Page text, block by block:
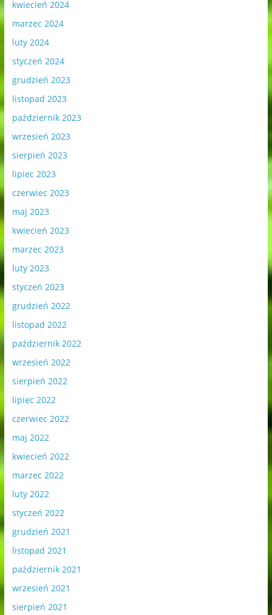
kwiecień 2024
marzec 2024
luty 2024
styczeń 2024
grudzień 2023
listopad 2023
październik 2023
wrzesień 2023
sierpień 2023
lipiec 2023
czerwiec 2023
maj 2023
kwiecień 2023
marzec 2023
luty 2023
styczeń 2023
grudzień 2022
listopad 2022
październik 2022
wrzesień 2022
sierpień 2022
lipiec 2022
czerwiec 2022
maj 2022
kwiecień 2022
marzec 2022
luty 2022
styczeń 2022
grudzień 2021
listopad 2021
październik 2021
wrzesień 2021
sierpień 2021